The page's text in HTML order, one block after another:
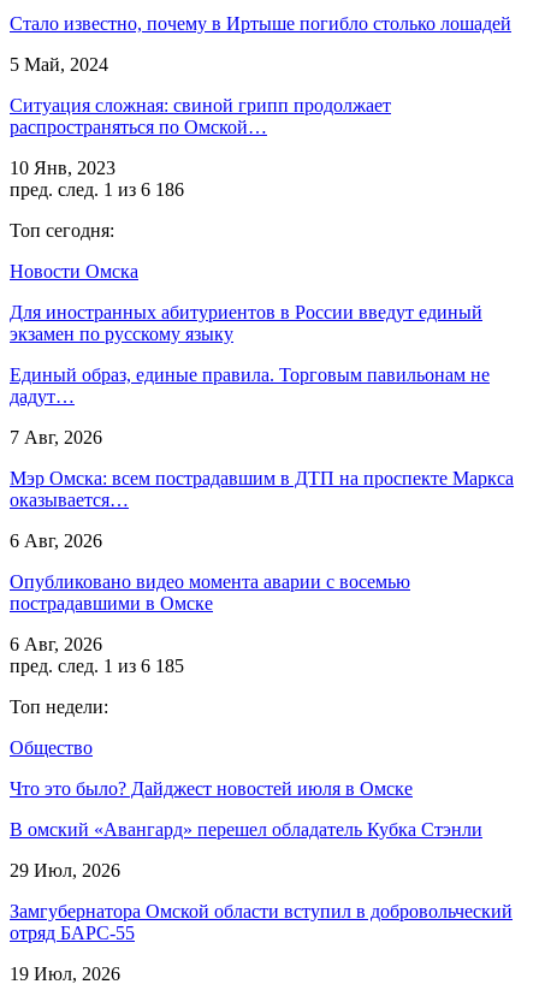
Стало известно, почему в Иртыше погибло столько лошадей
5 Май, 2024
Ситуация сложная: свиной грипп продолжает
распространяться по Омской…
10 Янв, 2023
пред. след. 1 из 6 186
Топ сегодня:
Новости Омска
Для иностранных абитуриентов в России введут единый
экзамен по русскому языку
Единый образ, единые правила. Торговым павильонам не
дадут…
7 Авг, 2026
Мэр Омска: всем пострадавшим в ДТП на проспекте Маркса
оказывается…
6 Авг, 2026
Опубликовано видео момента аварии с восемью
пострадавшими в Омске
6 Авг, 2026
пред. след. 1 из 6 185
Топ недели:
Общество
Что это было? Дайджест новостей июля в Омске
В омский «Авангард» перешел обладатель Кубка Стэнли
29 Июл, 2026
Замгубернатора Омской области вступил в добровольческий
отряд БАРС-55
19 Июл, 2026